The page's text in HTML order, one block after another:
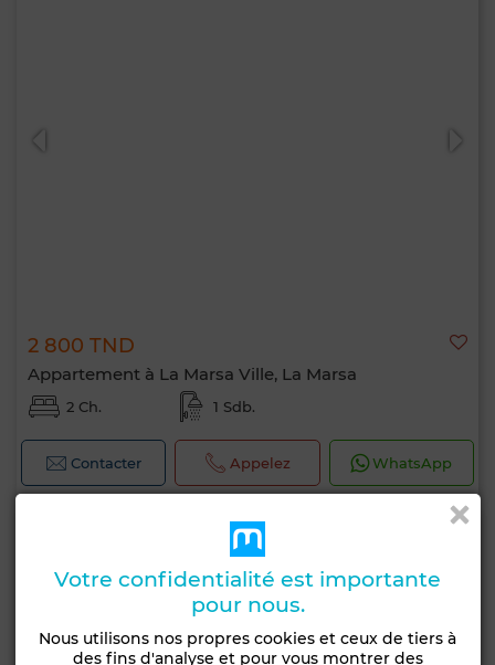
2 800 TND
Appartement à La Marsa Ville, La Marsa
2 Ch. 1 Sdb.
Contacter Appelez WhatsApp
Votre confidentialité est importante
pour nous.
Nous utilisons nos propres cookies et ceux de tiers à
des fins d'analyse et pour vous montrer des